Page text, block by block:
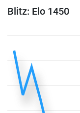
Blitz: Elo 1450